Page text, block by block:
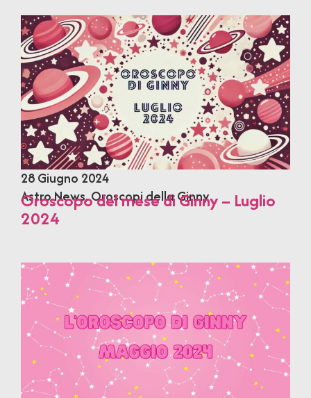
28 Giugno 2024
Astro News,Oroscopi della Ginny
Oroscopo del mese di Ginny – Luglio
2024